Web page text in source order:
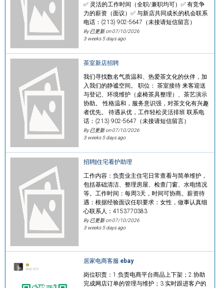
✅ 灵活的工作时间（全职/兼职均可）✅ 有竞争
力的薪资（面议）✅ 与新店共同成长的机会联系
电话：(213) 902-5647（未接请短信留言）
By 已更新 on07/10/2026
3 weeks 5 days ago
茶室新店招聘
我们寻找数名气质温和、热爱茶文化的伙伴，加
入我们的静谧空间。 职位： 茶室接待 来客迎送
与登记、环境维护（桌椅茶具整理）、茶艺演示
协助。 性格温和，服务意识强，对茶文化有兴趣
者优先。 待遇从优，工作轻松灵活排班 联系电
话：(213) 902-5647（未接请短信留言）
By 已更新 on07/10/2026
3 weeks 5 days ago
招聘|住宅看护助理
工作内容：负责业主住宅日常查看与简单维护，
包括基础清洁、整理房屋、检查门窗、水电情况
等。工作时间：每周3天，时间可协商。薪资待
遇：根据经验面议任职要求：女性，做事认真细
心联系人：4153770383
By 已更新 on07/10/2026
3 weeks 5 days ago
居家电商客服 ebay
岗位职责：1.负责电商平台商品上下架；2.协助
完成网店订单的管理与维护；3.实时跟进客户的